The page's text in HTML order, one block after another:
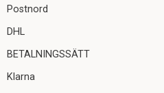
Postnord
DHL
BETALNINGSSÄTT
Klarna